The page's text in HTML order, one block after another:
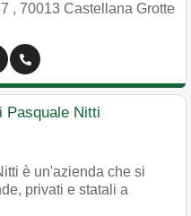
, 70013 Castellana Grotte
Pasquale Nitti
è un'azienda che si
privati e statali a